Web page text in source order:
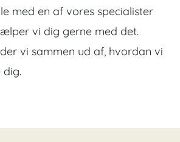
med en af vores specialister
vi dig gerne med det.
vi sammen ud af, hvordan vi